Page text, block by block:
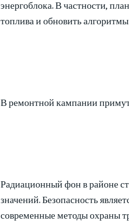
энергоблока. В частности,
топлива и обновить
В ремонтной кампании
Радиационный фон в районе
значений. Безопасность
современные методы охраны